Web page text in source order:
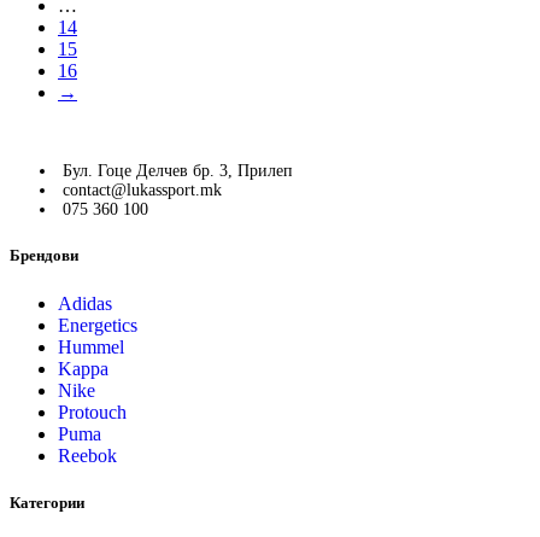
…
14
15
16
→
Бул. Гоце Делчев бр. 3, Прилеп
contact@lukassport.mk
075 360 100
Брендови
Adidas
Energetics
Hummel
Kappa
Nike
Protouch
Puma
Reebok
Категории